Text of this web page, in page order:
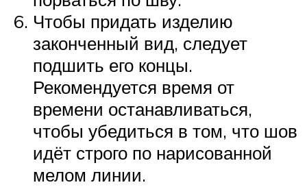
Чтобы придать изделию
законченный вид, следует
подшить его концы.
Рекомендуется время от
времени останавливаться,
чтобы убедиться в том, что шов
идёт строго по нарисованной
мелом линии.